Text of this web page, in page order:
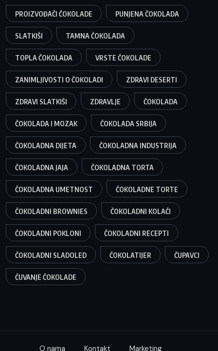
PROIZVOĐAČI ČOKOLADE PUNJENA ČOKOLADA
SLATKIŠI TAMNA ČOKOLADA
TOPLA ČOKOLADA VRSTE ČOKOLADE
ZANIMLJIVOSTI O ČOKOLADI ZDRAVI DESERTI
ZDRAVI SLATKIŠI ZDRAVLJE ČOKOLADA
ČOKOLADA I MOZAK ČOKOLADA SRBIJA
ČOKOLADNA DIJETA ČOKOLADNA INDUSTRIJA
ČOKOLADNA JAJA ČOKOLADNA TORTA
ČOKOLADNA UMETNOST ČOKOLADNE TORTE
ČOKOLADNI BROWNIES ČOKOLADNI KOLAČI
ČOKOLADNI POKLONI ČOKOLADNI RECEPTI
ČOKOLADNI SLADOLED ČOKOLATIJER ČUPAVCI
ČUVANJE ČOKOLADE
O nama Kontakt
Marketing